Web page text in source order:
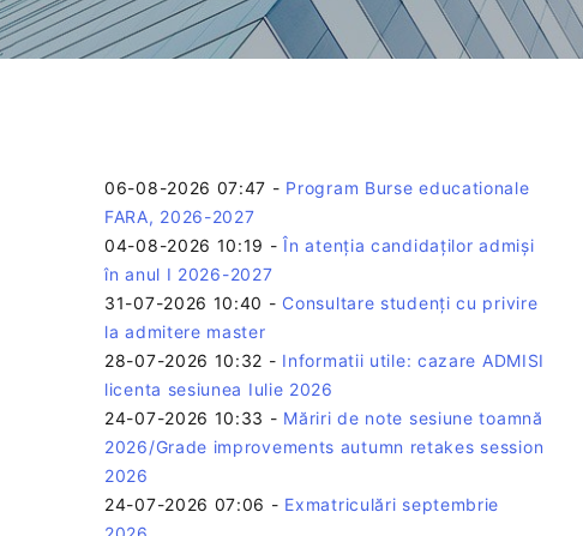
06-08-2026 07:47 - Program Burse educationale
FARA, 2026-2027
04-08-2026 10:19 -În atenția candidaților admiși
în anul I 2026-2027
31-07-2026 10:40 - Consultare studenți cu privire
la admitere master
28-07-2026 10:32 - Informatii utile: cazare ADMISI
licenta sesiunea Iulie 2026
24-07-2026 10:33 - Măriri de note sesiune toamnă
2026/Grade improvements autumn retakes session
2026
24-07-2026 07:06 - Exmatriculări septembrie